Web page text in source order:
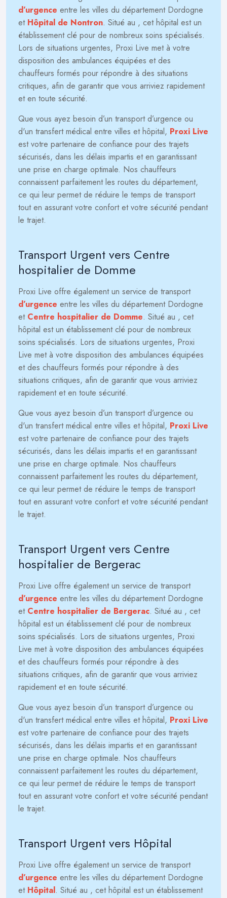
d’urgence entre les villes du département Dordogne
et Hôpital de Nontron. Situé au , cet hôpital est un
établissement clé pour de nombreux soins spécialisés.
Lors de situations urgentes, Proxi Live met à votre
disposition des ambulances équipées et des
chauffeurs formés pour répondre à des situations
critiques, afin de garantir que vous arriviez rapidement
et en toute sécurité.
Que vous ayez besoin d’un transport d’urgence ou
d'un transfert médical entre villes et hôpital, Proxi Live
est votre partenaire de confiance pour des trajets
sécurisés, dans les délais impartis et en garantissant
une prise en charge optimale. Nos chauffeurs
connaissent parfaitement les routes du département,
ce qui leur permet de réduire le temps de transport
tout en assurant votre confort et votre sécurité pendant
le trajet.
Transport Urgent vers Centre
hospitalier de Domme
Proxi Live offre également un service de transport
d’urgence entre les villes du département Dordogne
et Centre hospitalier de Domme. Situé au , cet
hôpital est un établissement clé pour de nombreux
soins spécialisés. Lors de situations urgentes, Proxi
Live met à votre disposition des ambulances équipées
et des chauffeurs formés pour répondre à des
situations critiques, afin de garantir que vous arriviez
rapidement et en toute sécurité.
Que vous ayez besoin d’un transport d’urgence ou
d'un transfert médical entre villes et hôpital, Proxi Live
est votre partenaire de confiance pour des trajets
sécurisés, dans les délais impartis et en garantissant
une prise en charge optimale. Nos chauffeurs
connaissent parfaitement les routes du département,
ce qui leur permet de réduire le temps de transport
tout en assurant votre confort et votre sécurité pendant
le trajet.
Transport Urgent vers Centre
hospitalier de Bergerac
Proxi Live offre également un service de transport
d’urgence entre les villes du département Dordogne
et Centre hospitalier de Bergerac. Situé au , cet
hôpital est un établissement clé pour de nombreux
soins spécialisés. Lors de situations urgentes, Proxi
Live met à votre disposition des ambulances équipées
et des chauffeurs formés pour répondre à des
situations critiques, afin de garantir que vous arriviez
rapidement et en toute sécurité.
Que vous ayez besoin d’un transport d’urgence ou
d'un transfert médical entre villes et hôpital, Proxi Live
est votre partenaire de confiance pour des trajets
sécurisés, dans les délais impartis et en garantissant
une prise en charge optimale. Nos chauffeurs
connaissent parfaitement les routes du département,
ce qui leur permet de réduire le temps de transport
tout en assurant votre confort et votre sécurité pendant
le trajet.
Transport Urgent vers Hôpital
Proxi Live offre également un service de transport
d’urgence entre les villes du département Dordogne
et Hôpital. Situé au , cet hôpital est un établissement